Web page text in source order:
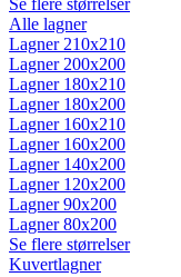
Se flere størrelser
Alle lagner
Lagner 210x210
Lagner 200x200
Lagner 180x210
Lagner 180x200
Lagner 160x210
Lagner 160x200
Lagner 140x200
Lagner 120x200
Lagner 90x200
Lagner 80x200
Se flere størrelser
Kuvertlagner